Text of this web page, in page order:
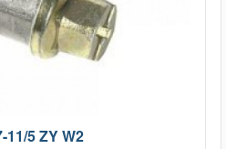
11/5 ZY W2